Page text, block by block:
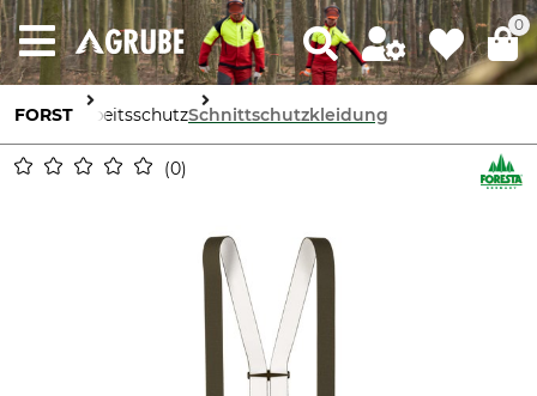
0
FORST ArbeitsschutzSchnittschutzkleidung
0